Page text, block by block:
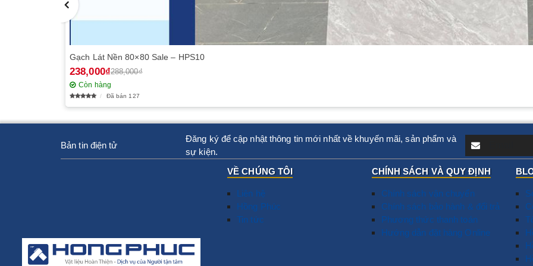
Gạch Lát Nền 80×80 Sale – HPS10
238,000₫288,000₫
Còn hàng
Đã bán 127
Bản tin điện tử
Đăng ký để cập nhật thông tin mới nhất về khuyến mãi, sản phẩm và
sự kiện.
VỀ CHÚNG TÔI
Liên hệ
Hồng Phúc
Tin tức
CHÍNH SÁCH VÀ QUY ĐỊNH
Chính sách vận chuyển
Chính sách bảo hành & đổi trả
Phương thức thanh toán
Hướng dẫn đặt hàng Online